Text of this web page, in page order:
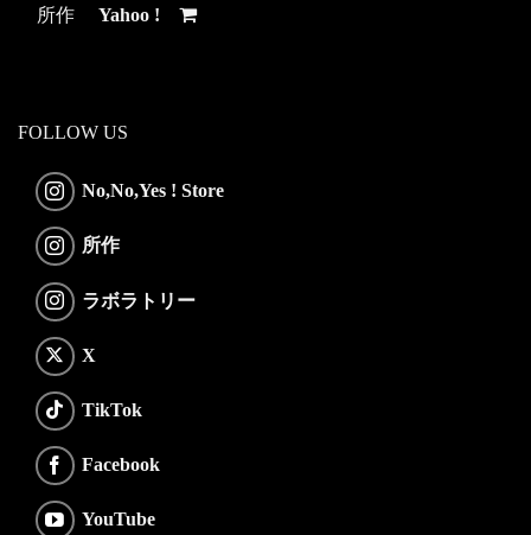
所作 Yahoo !
FOLLOW US
No,No,Yes ! Store
所作
ラボラトリー
X
TikTok
Facebook
YouTube